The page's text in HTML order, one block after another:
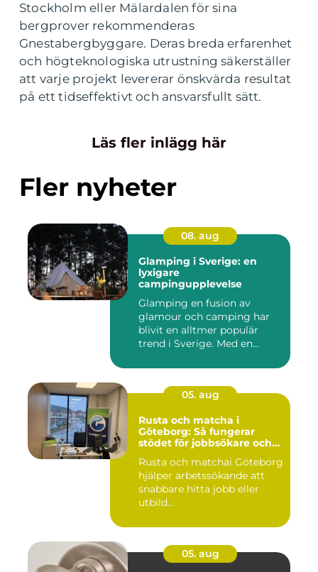
Stockholm eller Mälardalen för sina
bergprover rekommenderas
Gnestabergbyggare. Deras breda erfarenhet
och högteknologiska utrustning säkerställer
att varje projekt levererar önskvärda resultat
på ett tidseffektivt och ansvarsfullt sätt.
Läs fler inlägg här
Fler nyheter
08. aug
Glamping i Sverige: en
lyxigare
campingupplevelse
Glamping en fusion av
glamour och camping har
blivit en alltmer populär
trend i Sverige. Med en...
05. aug
Rusta och matcha i
Göteborg: Så fungerar
stödet för jobbsökare och
Rusta och matchai Göteborg
hjälper arbetssökande att
snabbare hitta jobb eller
utbild...
05. aug